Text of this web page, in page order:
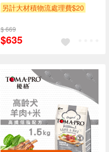
另計大材積物流處理費$20
贈$200
$ 669
$635